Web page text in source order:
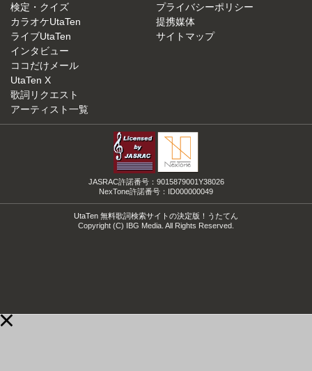
検定・クイズ
カラオケUtaTen
ライブUtaTen
インタビュー
ココだけメール
UtaTen X
歌詞リクエスト
アーティスト一覧
プライバシーポリシー
提携媒体
サイトマップ
JASRAC許諾番号：9015879001Y38026
NexTone許諾番号：ID000000049
UtaTen 無料歌詞検索サイトの決定版！うたてん
Copyright (C) IBG Media. All Rights Reserved.